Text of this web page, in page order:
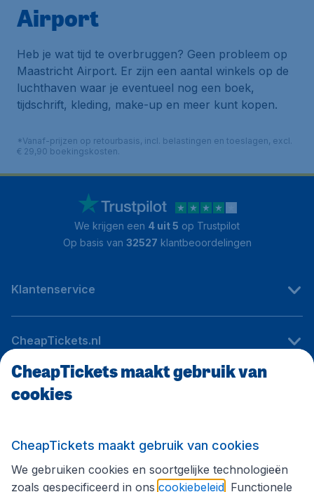
Airport
Heb je wat tijd te overbruggen? Geen probleem op
Maastricht Airport. Er zijn een aantal winkels op de
luchthaven waar je eventueel nog een boek,
tijdschrift, kleding, make-up en meer kunt kopen.
*Vanaf-prijzen op retourbasis, incl. belastingen en toeslagen, excl.
€ 29,90 boekingskosten.
We krijgen een 4 uit 5 op Trustpilot
Op basis van 32527 klantbeoordelingen
Klantenservice
CheapTickets.nl
Internationale sites
Volg CheapTickets.nl
CheapTickets maakt gebruik van
cookies
CheapTickets maakt gebruik van cookies
We gebruiken cookies en soortgelijke technologieën
zoals gespecificeerd in ons cookiebeleid . Functionele